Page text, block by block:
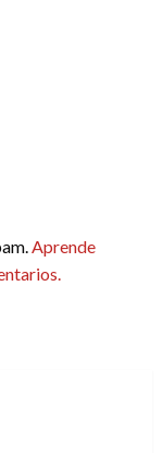
Aprende